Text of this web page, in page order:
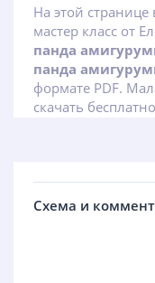
На этой
мастер класс от
панда
панда
формате PDF.
скачать
Схема и